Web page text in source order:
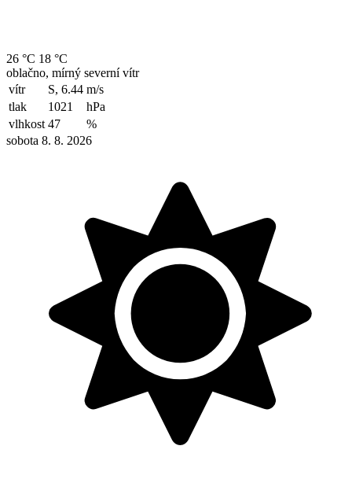
26 °C 18 °C
oblačno, mírný severní vítr
vítr
S, 6.44 m/s
tlak
1021
hPa
vlhkost 47
%
sobota 8. 8. 2026